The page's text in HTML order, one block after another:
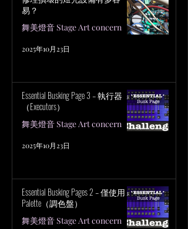
易？
舞美燈音 Stage Art concern
2025年10月23日
Essential Busking Page 3 – 執行器
（Executors）
舞美燈音 Stage Art concern
2025年10月23日
Essential Busking Pages 2 – 僅使用
Palette（調色盤）
舞美燈音 Stage Art concern